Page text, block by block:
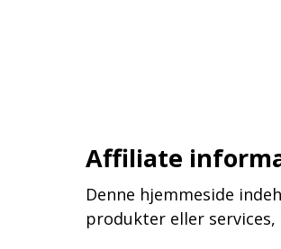
Affiliate
Denne hjemmeside
produkter eller